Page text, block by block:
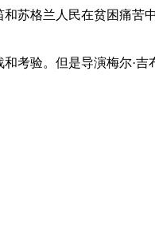
苏格兰人民在贫困痛苦
考验。但是导演梅尔·吉